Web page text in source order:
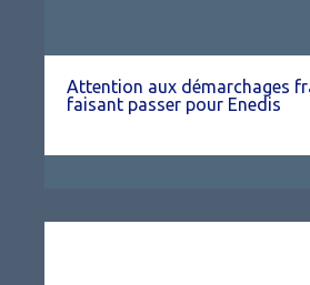
Attention aux démarchages
faisant passer pour Enedis